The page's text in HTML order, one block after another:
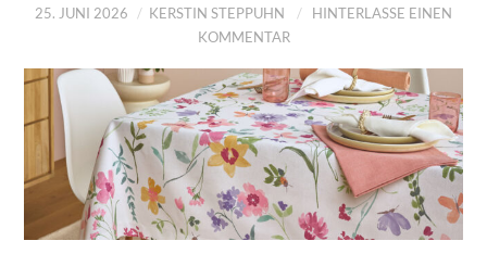
25. JUNI 2026 KERSTIN STEPPUHN
HINTERLASSE EINEN
KOMMENTAR